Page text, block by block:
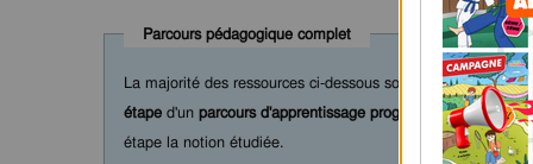
Parcours pédagogique complet
La majorité des ressources ci-dessous sont intégrées dans
étape d'un parcours d'apprentissage progressif
comprenant
étape la notion étudiée.